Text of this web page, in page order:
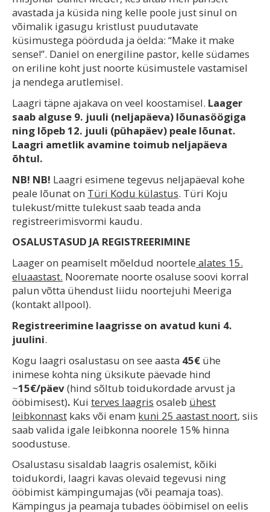
avastada ja küsida ning kelle poole just sinul on
võimalik igasugu kristlust puudutavate
küsimustega pöörduda ja öelda: “Make it make
sense!”. Daniel on energiline pastor, kelle südames
on eriline koht just noorte küsimustele vastamisel
ja nendega arutlemisel.
Laagri täpne ajakava on veel koostamisel. Laager
saab alguse 9. juuli (neljapäeva) lõunasöögiga
ning lõpeb 12. juuli (pühapäev) peale lõunat.
Laagri ametlik avamine toimub neljapäeva
õhtul.
NB! NB! Laagri esimene tegevus neljapäeval kohe
peale lõunat on Türi Kodu külastus. Türi Koju
tulekust/mitte tulekust saab teada anda
registreerimisvormi kaudu.
OSALUSTASUD JA REGISTREERIMINE
Laager on peamiselt mõeldud noortele alates 15.
eluaastast. Nooremate noorte osaluse soovi korral
palun võtta ühendust liidu noortejuhi Meeriga
(kontakt allpool).
Registreerimine laagrisse on avatud kuni 4.
juulini.
Kogu laagri osalustasu on see aasta 45€ ühe
inimese kohta ning üksikute päevade hind
~15€/päev(hind sõltub toidukordade arvust ja
ööbimisest). Kui terves laagris osaleb ühest
leibkonnast kaks või enam kuni 25 aastast noort, siis
saab valida igale leibkonna noorele 15% hinna
soodustuse.
Osalustasu sisaldab laagris osalemist, kõiki
toidukordi, laagri kavas olevaid tegevusi ning
ööbimist kämpingumajas (või peamaja toas).
Kämpingus ja peamaja tubades ööbimisel on eelis